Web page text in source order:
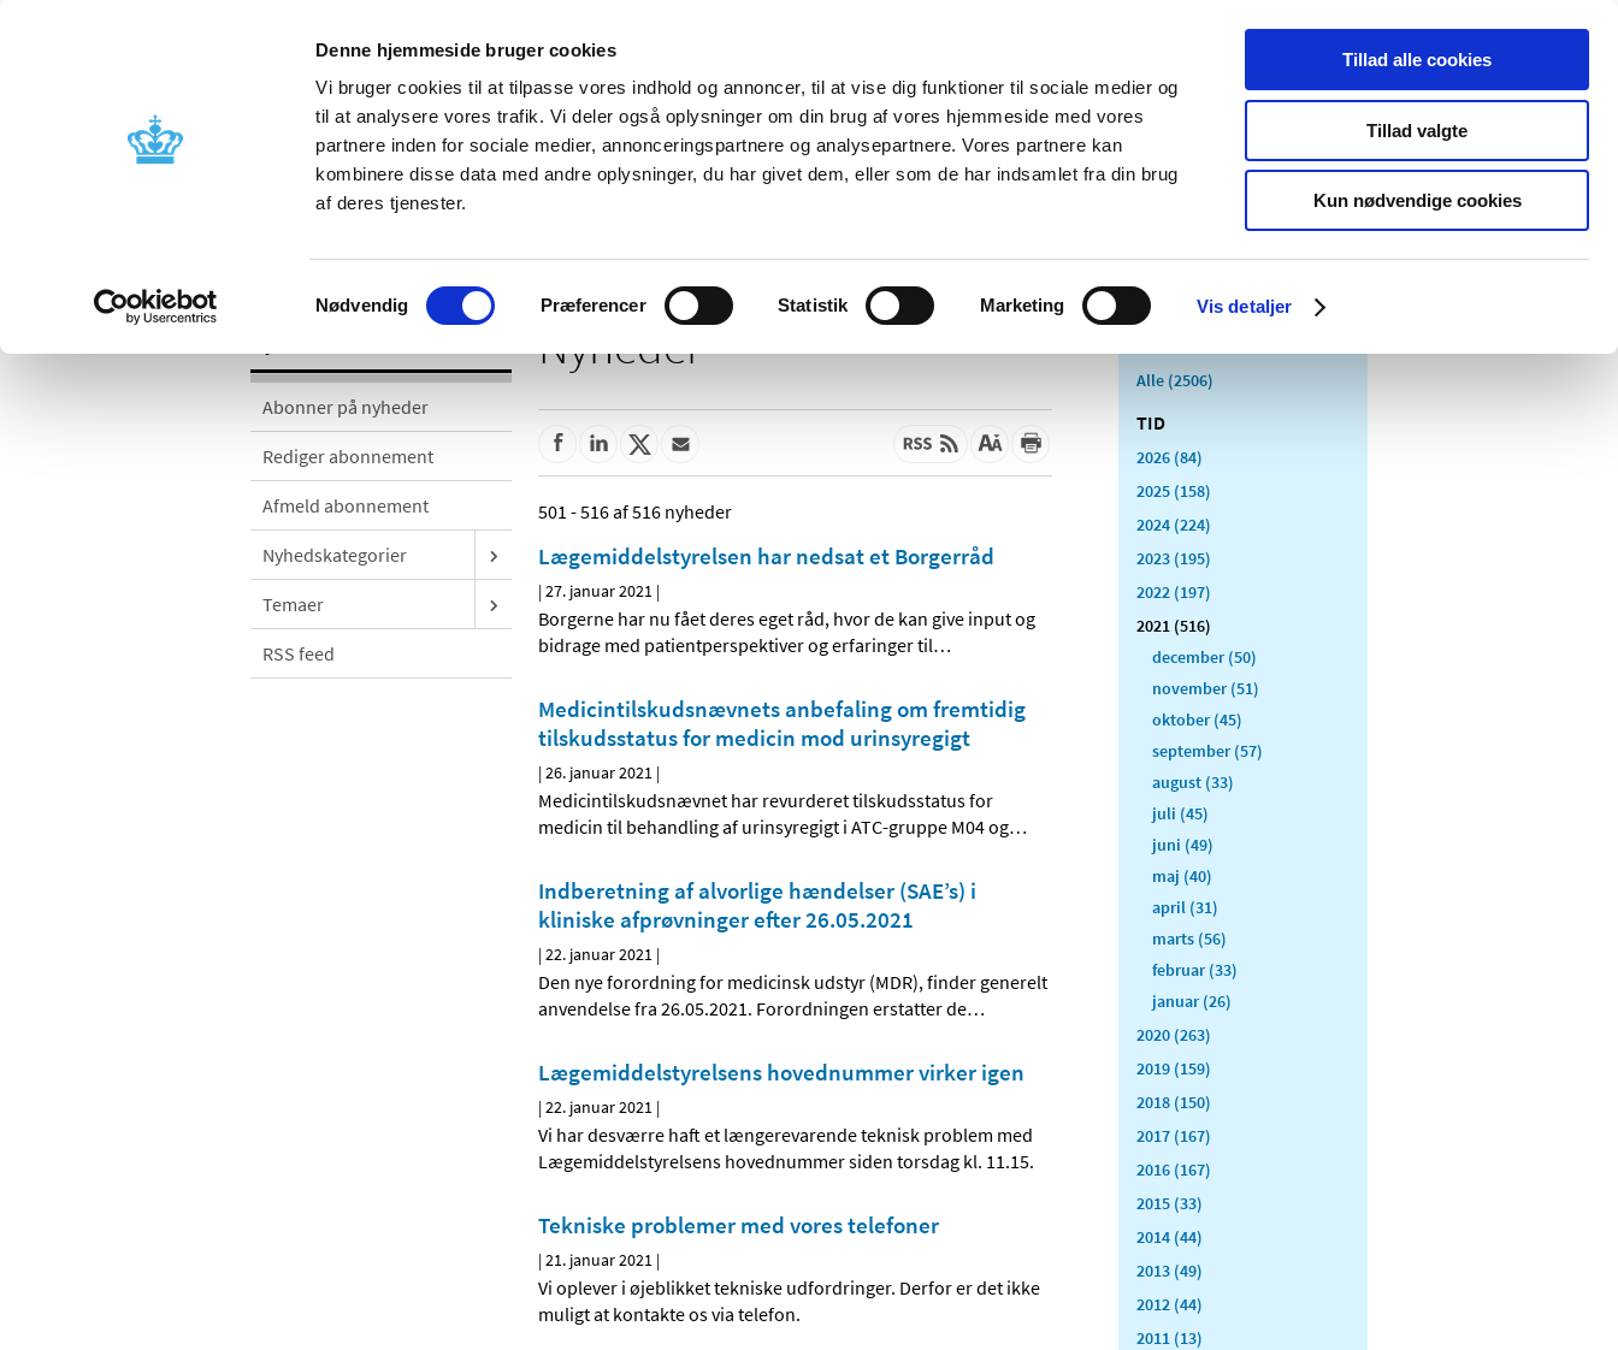
Denne hjemmeside bruger cookies
Vi bruger cookies til at tilpasse vores indhold og annoncer, til at vise dig funktioner til sociale medier og
til at analysere vores trafik. Vi deler også oplysninger om din brug af vores hjemmeside med vores
partnere inden for sociale medier, annonceringspartnere og analysepartnere. Vores partnere kan
kombinere disse data med andre oplysninger, du har givet dem, eller som de har indsamlet fra din brug
af deres tjenester.
Samtykkevalg
Nødvendig Præferencer Statistik Marketing Vis detaljer
Tillad alle cookies
Tillad valgte
Kun nødvendige cookies
Nyheder Om os Kontakt Udgivelser
Godkendelse og
Bivirkninger og
produktinformation
Tilskud og
Apoteker og salg af
Medicinsk
Særlige
produktområder
Abonner på nyheder
Rediger abonnement
Afmeld abonnement
Nyhedskategorier
Temaer
RSS feed
Nyheder
501 - 516 af 516 nyheder
Lægemiddelstyrelsen har nedsat et Borgerråd
|27. januar 2021 |
Borgerne har nu fået deres eget råd, hvor de kan give input og
bidrage med patientperspektiver og erfaringer til…
Medicintilskudsnævnets anbefaling om fremtidig
tilskudsstatus for medicin mod urinsyregigt
|26. januar 2021 |
Medicintilskudsnævnet har revurderet tilskudsstatus for
medicin til behandling af urinsyregigt i ATC-gruppe M04 og…
Indberetning af alvorlige hændelser (SAE’s) i
kliniske afprøvninger efter 26.05.2021
|22. januar 2021 |
Den nye forordning for medicinsk udstyr (MDR), finder generelt
anvendelse fra 26.05.2021. Forordningen erstatter de…
Lægemiddelstyrelsens hovednummer virker igen
|22. januar 2021 |
Vi har desværre haft et længerevarende teknisk problem med
Lægemiddelstyrelsens hovednummer siden torsdag kl. 11.15.
Tekniske problemer med vores telefoner
|21. januar 2021 |
Vi oplever i øjeblikket tekniske udfordringer. Derfor er det ikke
muligt at kontakte os via telefon.
Alle (2506)
TID
2026 (84)
2025 (158)
2024 (224)
2023 (195)
2022 (197)
2021 (516)
december (50)
november (51)
oktober (45)
september (57)
august (33)
juli (45)
juni (49)
maj (40)
april (31)
marts (56)
februar (33)
januar (26)
2020 (263)
2019 (159)
2018 (150)
2017 (167)
2016 (167)
2015 (33)
2014 (44)
2013 (49)
2012 (44)
2011 (13)